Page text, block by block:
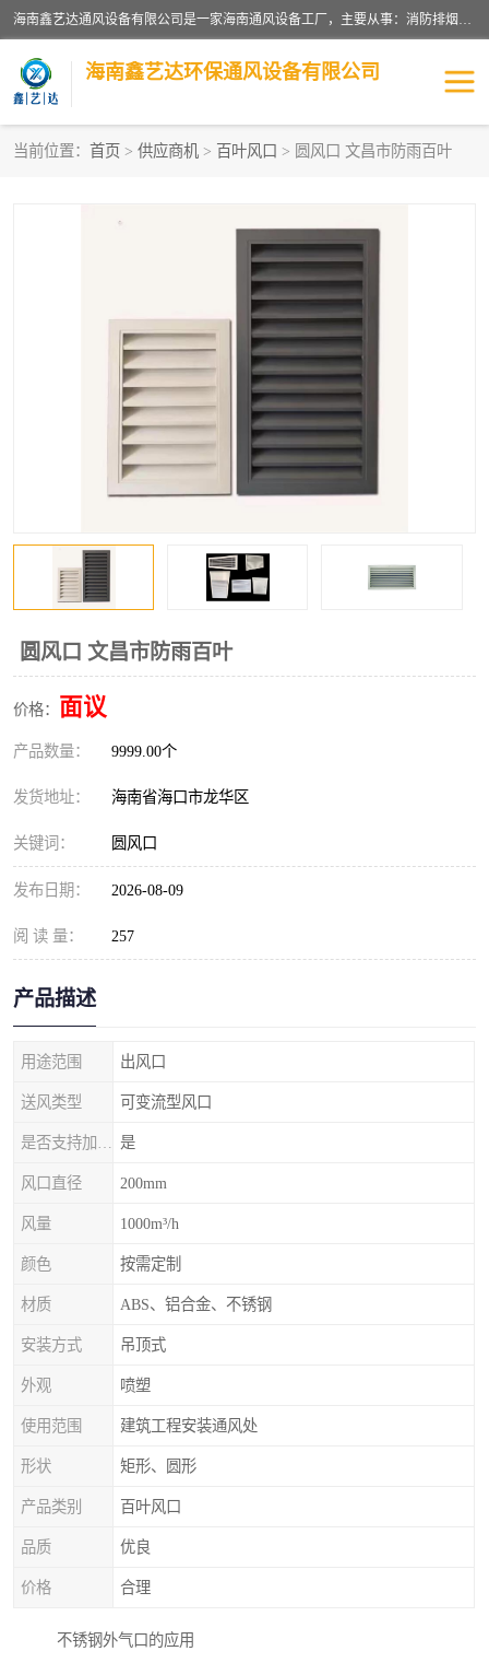
海南鑫艺达通风设备有限公司是一家海南通风设备工厂，主要从事：消防排烟工程、油烟净化工程、厨房排烟工程、酒店厨房设备、新风排风系统、镀锌铁皮管道加工、暖通工程、通风管道安装、消防火阀百叶风口等业务。公司拥有管道及配件一体化工厂生产线，良好的售后服务，良好的设计团队，良好的施工团队、良好管理人员，掌握畅通丰富的信息、市场渠道。
海南鑫艺达环保通风设备有限公司
当前位置： 首页 > 供应商机 > 百叶风口 > 圆风口 文昌市防雨百叶
圆风口 文昌市防雨百叶
价格： 面议
产品数量： 9999.00个
发货地址： 海南省海口市龙华区
关键词： 圆风口
发布日期： 2026-08-09
阅 读 量： 257
产品描述
用途范围 出风口
送风类型 可变流型风口
是
风口直径 200mm
风量 1000m³/h
颜色 按需定制
材质 ABS、铝合金、不锈钢
安装方式 吊顶式
外观 喷塑
使用范围 建筑工程安装通风处
形状 矩形、圆形
产品类别 百叶风口
品质 优良
价格 合理
不锈钢外气口的应用
海南酒店厨房设备
管道配件
镁质防火风管
通风管道
消防风机
镀锌螺旋风管
排烟风机 百叶风口
油烟净化器